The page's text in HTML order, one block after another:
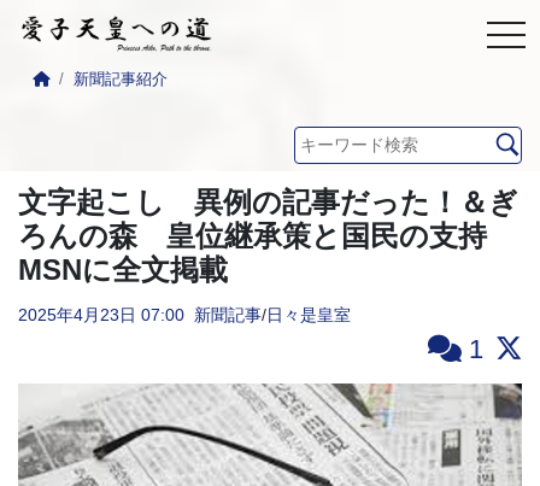
新聞記事紹介
文字起こし 異例の記事だった！＆ぎ
ろんの森 皇位継承策と国民の支持
MSNに全文掲載
2025年4月23日 07:00 新聞記事/日々是皇室
1